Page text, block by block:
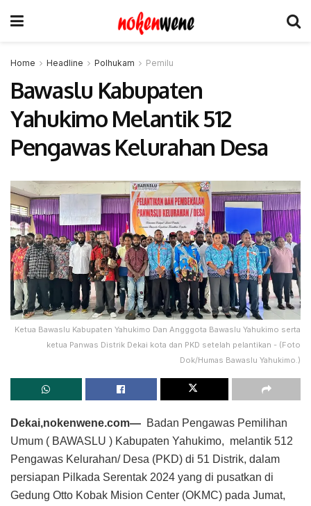
Home Headline Polhukam Pemilu
Bawaslu Kabupaten
Yahukimo Melantik 512
Pengawas Kelurahan Desa
Ketua Bawaslu Kabupaten Yahukimo Dan Angggota Bawaslu Yahukimo serta
ketua Panwas Distrik Dekai kota dan PKD setelah pelantikan - (Foto
Dok/Humas Bawaslu Yahukimo.)
Dekai,nokenwene.com— Badan Pengawas Pemilihan
Umum ( BAWASLU ) Kabupaten Yahukimo, melantik 512
Pengawas Kelurahan/ Desa (PKD) di 51 Distrik, dalam
persiapan Pilkada Serentak 2024 yang di pusatkan di
Gedung Otto Kobak Mision Center (OKMC) pada Jumat,